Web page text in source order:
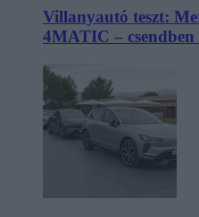
Villanyautó teszt:
4MATIC –